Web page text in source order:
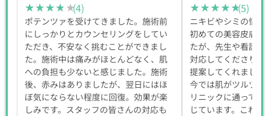
★★★★★
★★★★★(4)
ポテンツァを受けてきました。施術前
にしっかりとカウンセリングをしてい
ただき、不安なく挑むことができまし
た。施術中は痛みがほとんどなく、肌
への負担も少ないと感じました。施術
後、赤みはありましたが、翌日にはほ
ぼ気にならない程度に回復。効果が楽
しみです。スタッフの皆さんの対応も
★★★★★
★★★★★(5)
ニキビやシミの悩
初めての美容皮膚科
たが、先生や看護
対応してくださり、
提案してくれました
今では肌がツルツル
リニックに通って
じています。これ